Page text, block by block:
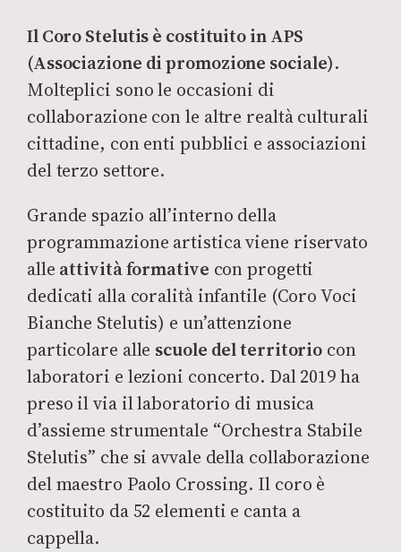
Il Coro Stelutis è costituito in APS
(Associazione di promozione sociale).
Molteplici sono le occasioni di
collaborazione con le altre realtà culturali
cittadine, con enti pubblici e associazioni
del terzo settore.
Grande spazio all’interno della
programmazione artistica viene riservato
alle attività formative con progetti
dedicati alla coralità infantile (Coro Voci
Bianche Stelutis) e un’attenzione
particolare alle scuole del territorio con
laboratori e lezioni concerto. Dal 2019 ha
preso il via il laboratorio di musica
d’assieme strumentale “Orchestra Stabile
Stelutis” che si avvale della collaborazione
del maestro Paolo Crossing. Il coro è
costituito da 52 elementi e canta a
cappella.